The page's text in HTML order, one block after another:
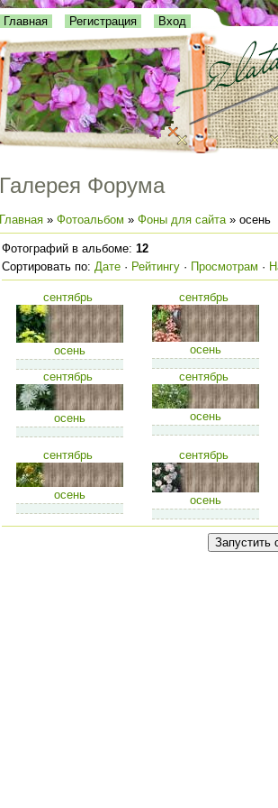
Главная Регистрация Вход
Галерея Форума
Главная » Фотоальбом » Фоны для сайта» осень
Фотографий в альбоме: 12
Сортировать по: Дате · Рейтингу · Просмотрам ·
сентябрь
осень
сентябрь
осень
сентябрь
осень
сентябрь
осень
сентябрь
осень
сентябрь
осень